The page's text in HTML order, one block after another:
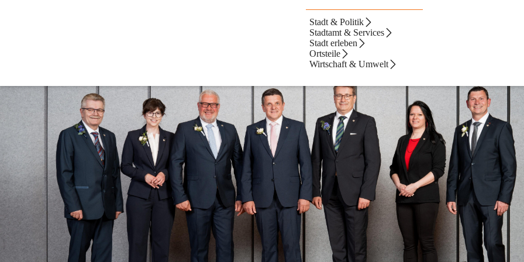
Stadt & Politik
Stadtamt & Services
Stadt erleben
Ortsteile
Wirtschaft & Umwelt
Stadtrat der Stadtgemeinde Fürstenfeld